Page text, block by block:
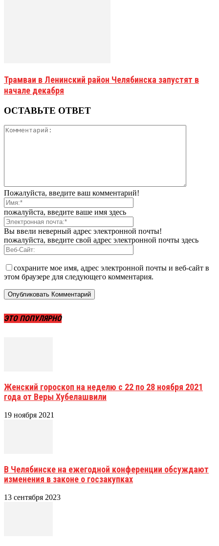
Трамваи в Ленинский район Челябинска запустят в
начале декабря
ОСТАВЬТЕ ОТВЕТ
Пожалуйста, введите ваш комментарий!
пожалуйста, введите ваше имя здесь
Вы ввели неверный адрес электронной почты!
пожалуйста, введите свой адрес электронной почты здесь
сохраните мое имя, адрес электронной почты и веб-сайт в
этом браузере для следующего комментария.
ЭТО ПОПУЛЯРНО
Женский гороскоп на неделю с 22 по 28 ноября 2021
года от Веры Хубелашвили
19 ноября 2021
В Челябинске на ежегодной конференции обсуждают
изменения в законе о госзакупках
13 сентября 2023